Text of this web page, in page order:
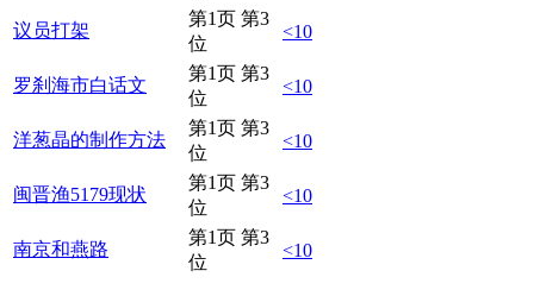
议员打架
第1页 第3
位
<10
罗刹海市白话文
第1页 第3
位
<10
洋葱晶的制作方法
第1页 第3
位
<10
闽晋渔5179现状
第1页 第3
位
<10
南京和燕路
第1页 第3
位
<10